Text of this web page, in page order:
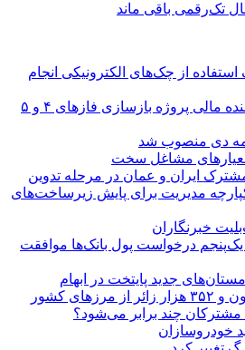
تک‌رقمی باقی ماند
از چک‌های الکترونیکی انجام
بانک تجارت، تأمین‌کننده مالی پروژه بازسازی فازهای ۴ و ۵
دی منصوب شد
مشاغل سخت
مشترک ایران و عمان در مرحله تدوین
مدیریت برای پایش زیرساخت‌های
خبرنگاران
بانک مرکزی فقط با یک‌‎پنجم درخواست پول بانک‌ها موافقت
جدید پایتخت در ابهام
چند برابر می‌شود؟